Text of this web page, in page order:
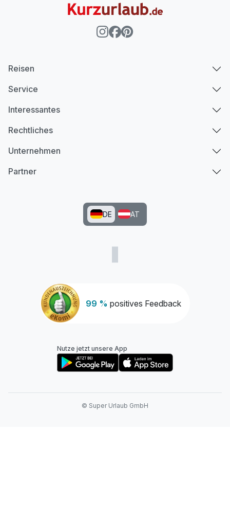
99 % positives Feedback
Reisen
Service
Interessantes
Rechtliches
Unternehmen
Partner
DE AT
Nutze jetzt unsere App
© Super Urlaub GmbH